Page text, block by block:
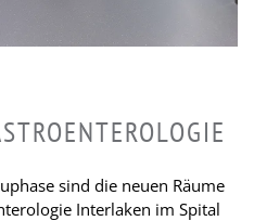
sind die neuen Räume
Interlaken im Spital